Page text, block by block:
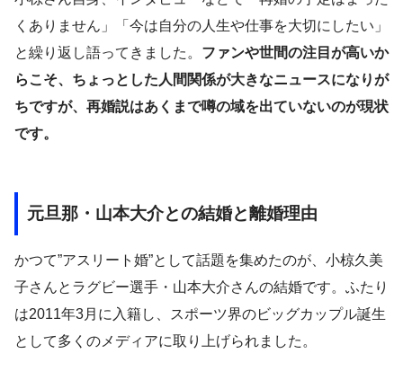
くありません」「今は自分の人生や仕事を大切にしたい」
と繰り返し語ってきました。 ファンや世間の注目が高いか
らこそ、ちょっとした人間関係が大きなニュースになりが
ちですが、再婚説はあくまで噂の域を出ていないのが現状
です。
元旦那・山本大介との結婚と離婚理由
かつて”アスリート婚”として話題を集めたのが、小椋久美
子さんとラグビー選手・山本大介さんの結婚です。ふたり
は2011年3月に入籍し、スポーツ界のビッグカップル誕生
として多くのメディアに取り上げられました。